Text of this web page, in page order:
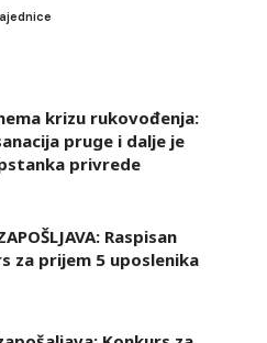
krizu rukovođenja:
pruge i dalje je
privrede
Raspisan
za prijem 5 uposlenika